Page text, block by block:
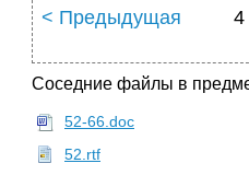
< Предыдущая 4
Соседние файлы в
52-66.doc
52.rtf